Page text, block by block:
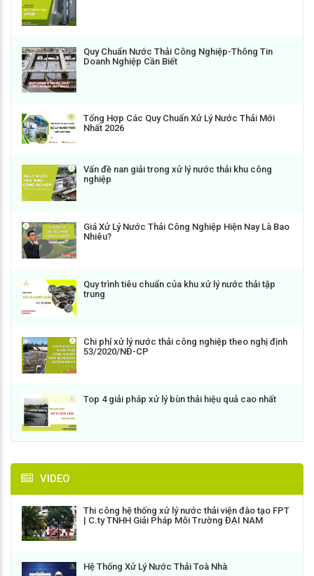
Quy Chuẩn Nước Thải Công Nghiệp-Thông Tin
Doanh Nghiệp Cần Biết
Tổng Hợp Các Quy Chuẩn Xử Lý Nước Thải Mới
Nhất 2026
Vấn đề nan giải trong xử lý nước thải khu công
nghiệp
Giá Xử Lý Nước Thải Công Nghiệp Hiện Nay Là Bao
Nhiêu?
Quy trình tiêu chuẩn của khu xử lý nước thải tập
trung
Chi phí xử lý nước thải công nghiệp theo nghị định
53/2020/NĐ-CP
Top 4 giải pháp xử lý bùn thải hiệu quả cao nhất
VIDEO
Thi công hệ thống xử lý nước thải viện đào tạo FPT
| C.ty TNHH Giải Pháp Môi Trường ĐẠI NAM
Hệ Thống Xử Lý Nước Thải Toà Nhà